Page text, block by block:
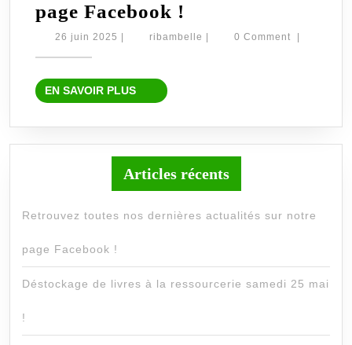
page Facebook !
toutes
sur
notre
page
!
26 juin 2025 26
ribambelle ribambelle0 Comment
EN SAVOIR PLUS
EN
SAVOIR
Articles récents
Retrouvez toutes nos dernières actualités sur notre
page Facebook !
Déstockage de livres à la ressourcerie samedi 25 mai
!